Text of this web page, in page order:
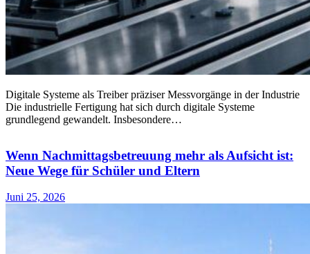
Digitale Systeme als Treiber präziser Messvorgänge in der Industrie
Die industrielle Fertigung hat sich durch digitale Systeme
grundlegend gewandelt. Insbesondere…
Wenn Nachmittagsbetreuung mehr als Aufsicht ist:
Neue Wege für Schüler und Eltern
Juni 25, 2026